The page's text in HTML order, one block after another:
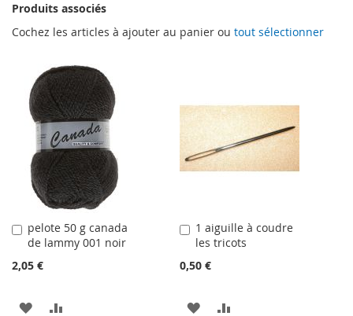
Produits associés
Cochez les articles à ajouter au panier ou tout sélectionner
pelote 50 g canada
de lammy 001 noir
2,05 €
Ajouter
au
panier
AJOUTER
1 aiguille à coudre
les tricots
0,50 €
Ajouter
au
panier
AJOUTER